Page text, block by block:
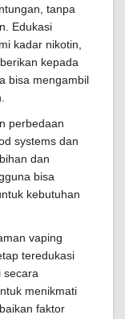
tanpa
Edukasi
kadar nikotin,
kepada
bisa mengambil
perbedaan
systems dan
dan
bisa
kebutuhan
vaping
teredukasi
secara
menikmati
faktor